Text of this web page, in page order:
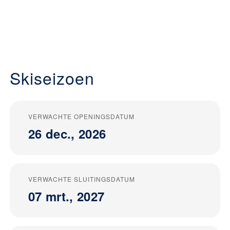
Skiseizoen
VERWACHTE OPENINGSDATUM
26 dec., 2026
VERWACHTE SLUITINGSDATUM
07 mrt., 2027